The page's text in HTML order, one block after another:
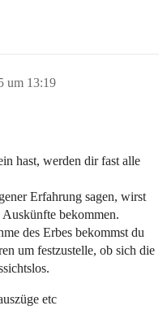
um 13:19
hast, werden dir fast alle
Erfahrung sagen, wirst
bekommen.
des Erbes bekommst du
um festzustelle, ob sich die
etc